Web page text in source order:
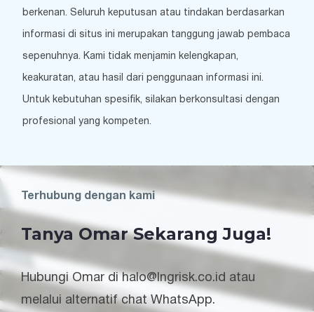
berkenan. Seluruh keputusan atau tindakan berdasarkan
informasi di situs ini merupakan tanggung jawab pembaca
sepenuhnya. Kami tidak menjamin kelengkapan,
keakuratan, atau hasil dari penggunaan informasi ini.
Untuk kebutuhan spesifik, silakan berkonsultasi dengan
profesional yang kompeten.
Terhubung dengan kami
Tanya Omar Sekarang Juga!
Hubungi Omar di halo@lngrisk.co.id atau
melalui alternatif chat WhatsApp.